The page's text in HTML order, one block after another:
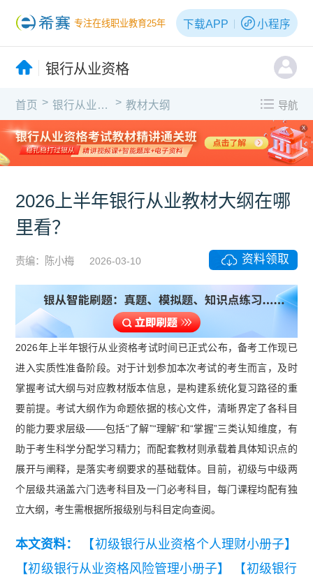
专注在线职业教育25年 下载APP 小程序
银行从业资格
首页 > 银行从业资格 > 教材大纲 导航
X
2026上半年银行从业教材大纲在哪
里看？
责编：陈小梅 2026-03-10 资料领取
2026年上半年银行从业资格考试时间已正式公布，备考工作现已
进入实质性准备阶段。对于计划参加本次考试的考生而言，及时
掌握考试大纲与对应教材版本信息，是构建系统化复习路径的重
要前提。考试大纲作为命题依据的核心文件，清晰界定了各科目
的能力要求层级——包括“了解”“理解”和“掌握”三类认知维度，有
助于考生科学分配学习精力；而配套教材则承载着具体知识点的
展开与阐释，是落实考纲要求的基础载体。目前，初级与中级两
个层级共涵盖六门选考科目及一门必考科目，每门课程均配有独
立大纲，考生需根据所报级别与科目定向查阅。
本文资料：
【初级银行从业资格个人理财小册子】
【初级银行从业资格风险管理小册子】
【初级银行